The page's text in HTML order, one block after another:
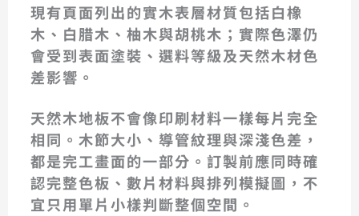
現有頁面列出的實木表層材質包括白橡
木、白腊木、柚木與胡桃木；實際色澤仍
會受到表面塗裝、選料等級及天然木材色
差影響。
天然木地板不會像印刷材料一樣每片完全
相同。木節大小、導管紋理與深淺色差，
都是完工畫面的一部分。訂製前應同時確
認完整色板、數片材料與排列模擬圖，不
宜只用單片小樣判斷整個空間。